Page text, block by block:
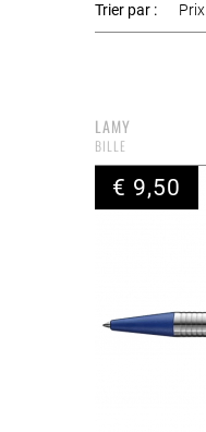
Trier par : Prix
LAMY
BILLE
€ 9,50